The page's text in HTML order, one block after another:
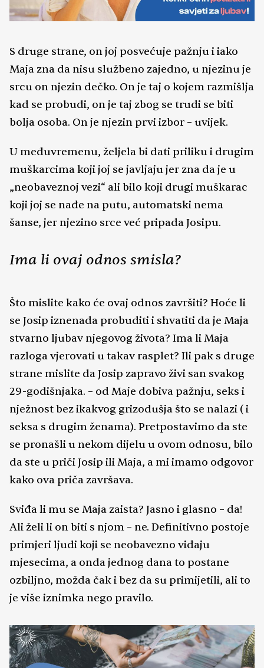
S druge strane, on joj posvećuje pažnju i iako
Maja zna da nisu službeno zajedno, u njezinu je
srcu on njezin dečko. On je taj o kojem razmišlja
kad se probudi, on je taj zbog se trudi se biti
bolja osoba. On je njezin prvi izbor – uvijek.
U međuvremenu, željela bi dati priliku i drugim
muškarcima koji joj se javljaju jer zna da je u
„neobaveznoj vezi“ ali bilo koji drugi muškarac
koji joj se nađe na putu, automatski nema
šanse, jer njezino srce već pripada Josipu.
Ima li ovaj odnos smisla?
Što mislite kako će ovaj odnos završiti? Hoće li
se Josip iznenada probuditi i shvatiti da je Maja
stvarno ljubav njegovog života? Ima li Maja
razloga vjerovati u takav rasplet? Ili pak s druge
strane mislite da Josip zapravo živi san svakog
29-godišnjaka. – od Maje dobiva pažnju, seks i
nježnost bez ikakvog grizodušja što se nalazi ( i
seksa s drugim ženama). Pretpostavimo da ste
se pronašli u nekom dijelu u ovom odnosu, bilo
da ste u priči Josip ili Maja, a mi imamo odgovor
kako ova priča završava.
Sviđa li mu se Maja zaista? Jasno i glasno – da!
Ali želi li on biti s njom – ne. Definitivno postoje
primjeri ljudi koji se neobavezno viđaju
mjesecima, a onda jednog dana to postane
ozbiljno, možda čak i bez da su primijetili, ali to
je više iznimka nego pravilo.